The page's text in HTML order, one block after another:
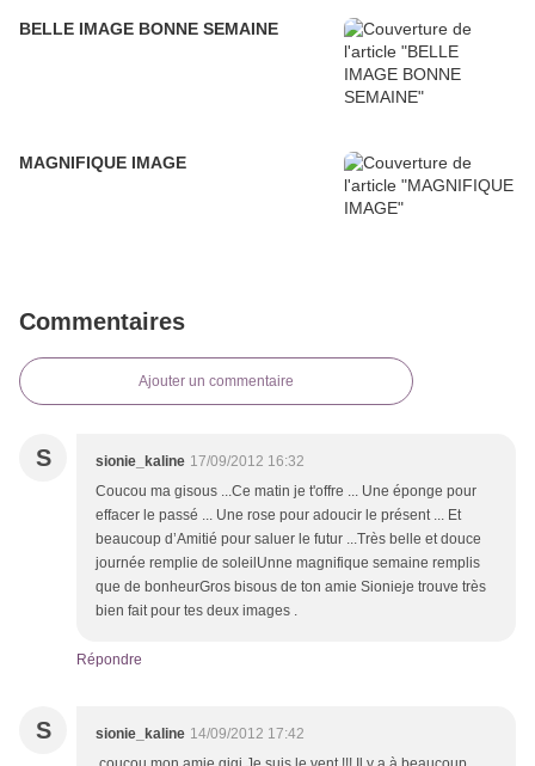
BELLE IMAGE BONNE SEMAINE
MAGNIFIQUE IMAGE
Commentaires
Ajouter un commentaire
S sionie_kaline 17/09/2012 16:32
Coucou ma gisous ...Ce matin je t'offre ... Une éponge pour
effacer le passé ... Une rose pour adoucir le présent ... Et
beaucoup d’Amitié pour saluer le futur ...Très belle et douce
journée remplie de soleilUnne magnifique semaine remplis
que de bonheurGros bisous de ton amie Sionieje trouve très
bien fait pour tes deux images .
Répondre
S sionie_kaline 14/09/2012 17:42